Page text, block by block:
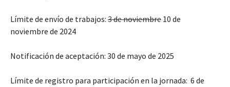
Límite de envío de trabajos: 3 de noviembre 10 de
noviembre de 2024
Notificación de aceptación: 30 de mayo de 2025
Límite de registro para participación en la jornada: 6 de